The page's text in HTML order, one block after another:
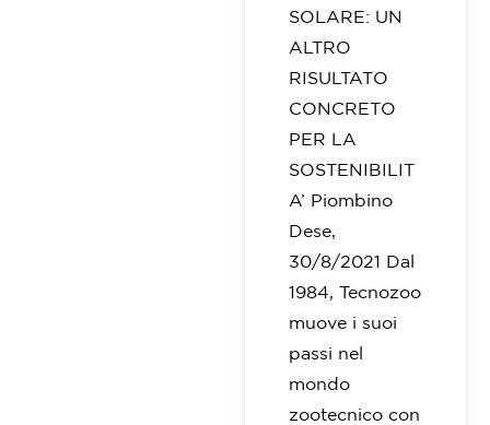
SOLARE: UN
ALTRO
RISULTATO
CONCRETO
PER LA
SOSTENIBILIT
A’ Piombino
Dese,
30/8/2021 Dal
1984, Tecnozoo
muove i suoi
passi nel
mondo
zootecnico con